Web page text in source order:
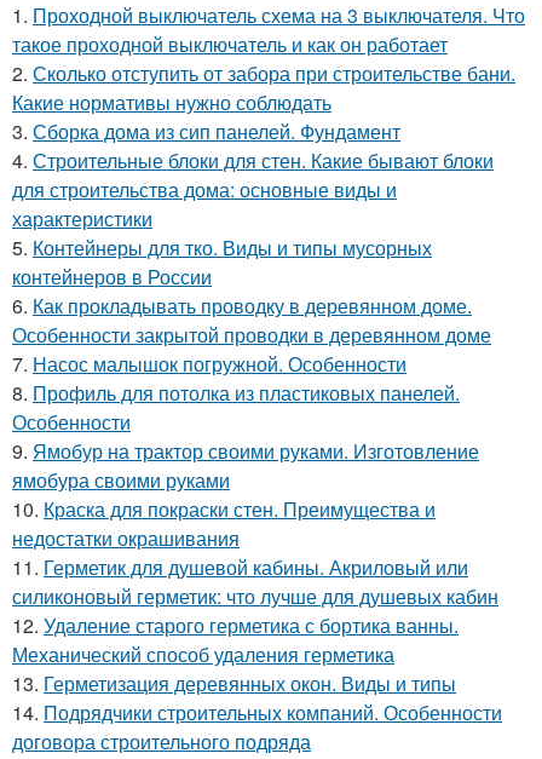
1. Проходной выключатель схема на 3 выключателя. Что
такое проходной выключатель и как он работает
2. Сколько отступить от забора при строительстве бани.
Какие нормативы нужно соблюдать
3. Сборка дома из сип панелей. Фундамент
4. Строительные блоки для стен. Какие бывают блоки
для строительства дома: основные виды и
характеристики
5. Контейнеры для тко. Виды и типы мусорных
контейнеров в России
6. Как прокладывать проводку в деревянном доме.
Особенности закрытой проводки в деревянном доме
7. Насос малышок погружной. Особенности
8. Профиль для потолка из пластиковых панелей.
Особенности
9. Ямобур на трактор своими руками. Изготовление
ямобура своими руками
10. Краска для покраски стен. Преимущества и
недостатки окрашивания
11. Герметик для душевой кабины. Акриловый или
силиконовый герметик: что лучше для душевых кабин
12. Удаление старого герметика с бортика ванны.
Механический способ удаления герметика
13. Герметизация деревянных окон. Виды и типы
14. Подрядчики строительных компаний. Особенности
договора строительного подряда